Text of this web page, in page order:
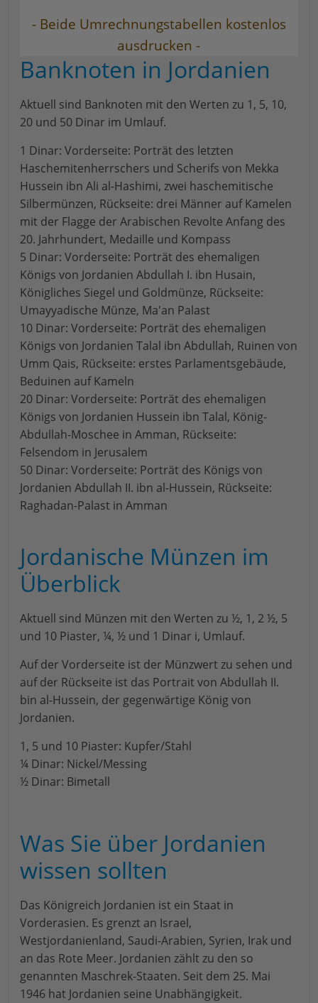
- Beide Umrechnungstabellen kostenlos
ausdrucken -
Banknoten in Jordanien
Aktuell sind Banknoten mit den Werten zu 1, 5, 10,
20 und 50 Dinar im Umlauf.
1 Dinar: Vorderseite: Porträt des letzten
Haschemitenherrschers und Scherifs von Mekka
Hussein ibn Ali al-Hashimi, zwei haschemitische
Silbermünzen, Rückseite: drei Männer auf Kamelen
mit der Flagge der Arabischen Revolte Anfang des
20. Jahrhundert, Medaille und Kompass
5 Dinar: Vorderseite: Porträt des ehemaligen
Königs von Jordanien Abdullah I. ibn Husain,
Königliches Siegel und Goldmünze, Rückseite:
Umayyadische Münze, Ma'an Palast
10 Dinar: Vorderseite: Porträt des ehemaligen
Königs von Jordanien Talal ibn Abdullah, Ruinen von
Umm Qais, Rückseite: erstes Parlamentsgebäude,
Beduinen auf Kameln
20 Dinar: Vorderseite: Porträt des ehemaligen
Königs von Jordanien Hussein ibn Talal, König-
Abdullah-Moschee in Amman, Rückseite:
Felsendom in Jerusalem
50 Dinar: Vorderseite: Porträt des Königs von
Jordanien Abdullah II. ibn al-Hussein, Rückseite:
Raghadan-Palast in Amman
Jordanische Münzen im
Überblick
Aktuell sind Münzen mit den Werten zu ½, 1, 2 ½, 5
und 10 Piaster, ¼, ½ und 1 Dinar i, Umlauf.
Auf der Vorderseite ist der Münzwert zu sehen und
auf der Rückseite ist das Portrait von Abdullah II.
bin al-Hussein, der gegenwärtige König von
Jordanien.
1, 5 und 10 Piaster: Kupfer/Stahl
¼ Dinar: Nickel/Messing
½ Dinar: Bimetall
Was Sie über Jordanien
wissen sollten
Das Königreich Jordanien ist ein Staat in
Vorderasien. Es grenzt an Israel,
Westjordanienland, Saudi-Arabien, Syrien, Irak und
an das Rote Meer. Jordanien zählt zu den so
genannten Maschrek-Staaten. Seit dem 25. Mai
1946 hat Jordanien seine Unabhängigkeit.